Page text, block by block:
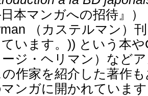
本マンガへの招待』）
（カステルマン）
います。)) という本
ージ・ヘリマン）など
の作家を紹介した著作
ンガに開かれていま